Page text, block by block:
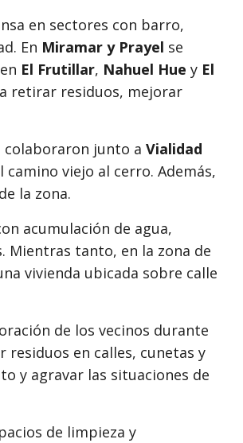
en sectores con barro,
En Miramar y Prayel se
El Frutillar, Nahuel Hue y El
retirar residuos, mejorar
colaboraron junto a Vialidad
viejo al cerro. Además,
la zona.
acumulación de agua,
Mientras tanto, en la zona de
vivienda ubicada sobre calle
de los vecinos durante
en calles, cunetas y
y agravar las situaciones de
de limpieza y